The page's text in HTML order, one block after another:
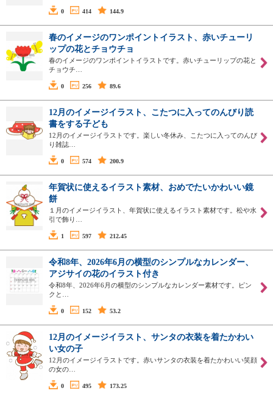
0 414 144.9
春のイメージのワンポイントイラスト、赤いチューリ
ップの花とチョウチョ
春のイメージのワンポイントイラストです。赤いチューリップの花と
チョウチ…
0 256 89.6
12月のイメージイラスト、こたつに入ってのんびり読
書をする子ども
12月のイメージイラストです。楽しい冬休み、こたつに入ってのんび
り雑誌…
0 574 200.9
年賀状に使えるイラスト素材、おめでたいかわいい鏡
餅
１月のイメージイラスト、年賀状に使えるイラスト素材です。松や水
引で飾り…
1 597 212.45
令和8年、2026年6月の横型のシンプルなカレンダー、
アジサイの花のイラスト付き
令和8年、2026年6月の横型のシンプルなカレンダー素材です。ピン
クと…
0 152 53.2
12月のイメージイラスト、サンタの衣装を着たかわい
い女の子
12月のイメージイラストです。赤いサンタの衣装を着たかわいい笑顔
の女の…
0 495 173.25